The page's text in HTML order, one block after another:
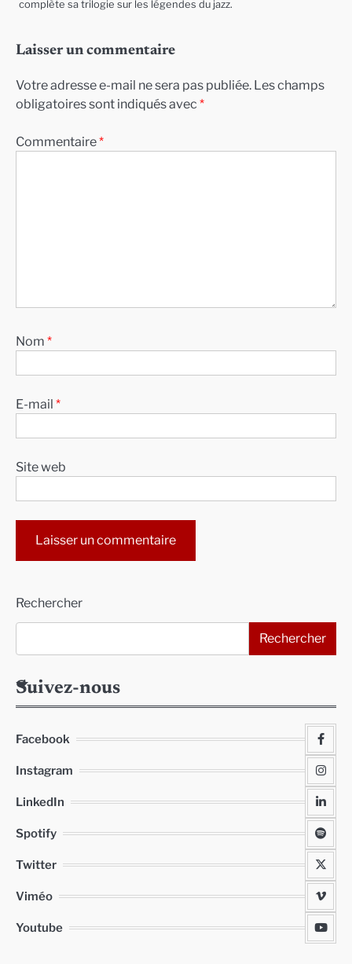
complète sa trilogie sur les légendes du jazz.
Laisser un commentaire
Votre adresse e-mail ne sera pas publiée. Les champs
obligatoires sont indiqués avec *
Commentaire*
Nom *
E-mail *
Site web
Rechercher
Rechercher
Suivez-nous
Facebook
Instagram
LinkedIn
Spotify
Twitter
Viméo
Youtube